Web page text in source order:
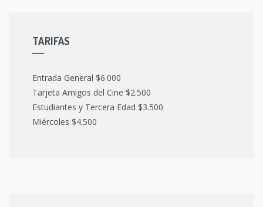
TARIFAS
Entrada General $6.000
Tarjeta Amigos del Cine $2.500
Estudiantes y Tercera Edad $3.500
Miércoles $4.500